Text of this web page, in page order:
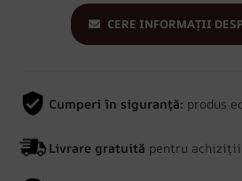
CERE INFORMAȚII
Cumperi în siguranță: produs
Livrare gratuită pentru